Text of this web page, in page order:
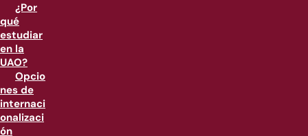
¿Por
qué
estudiar
en la
UAO?
Opcio
nes de
internaci
onalizaci
ón